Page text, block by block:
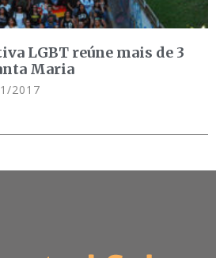
LGBT reúne mais de 3
Maria
2017